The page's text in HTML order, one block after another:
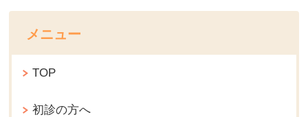
メニュー
TOP
初診の方へ